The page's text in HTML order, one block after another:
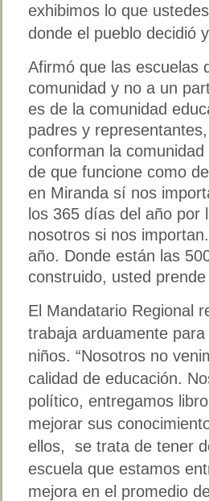
exhibimos lo que
donde el pueblo decidió
Afirmó que las escuelas
comunidad y no a un
es de la comunidad
padres y
conforman la
de que funcione como
en Miranda sí nos
los 365 días del año por
nosotros si nos
año. Donde están las
construido, usted
El Mandatario Regional
trabaja arduamente
niños. “Nosotros no
calidad de educación.
político, entregamos
mejorar sus
ellos, se trata de tener
escuela que estamos
mejora en el promedio